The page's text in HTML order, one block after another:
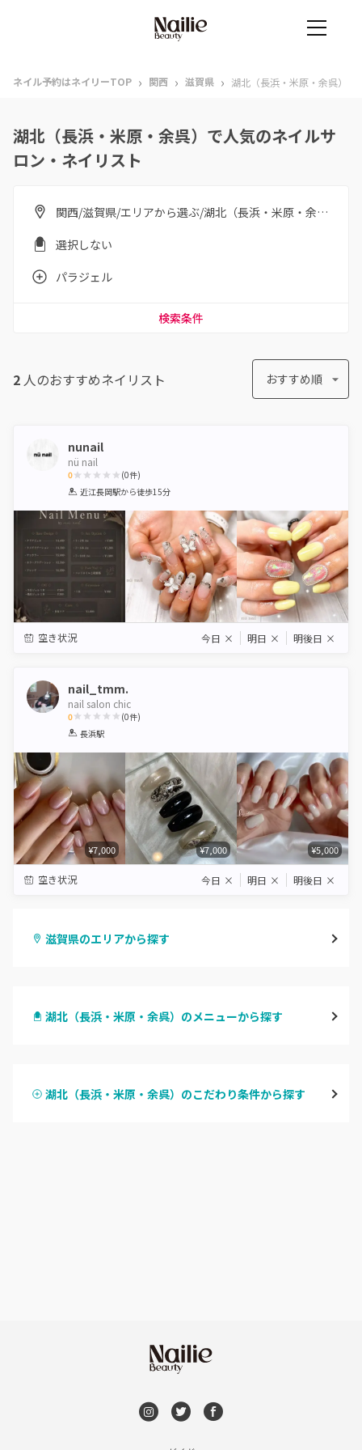
ネイル予約はネイリーTOP › 関西 › 滋賀県 › 湖北（長浜・米原・余呉）
湖北（長浜・米原・余呉）で人気のネイルサ
ロン・ネイリスト
関西/滋賀県/エリアから選ぶ/湖北（長浜・米原・余呉）
選択しない
パラジェル
検索条件
2 人のおすすめネイリスト おすすめ順
nunail
nü nail
0
1 2 3 4 5
(0件)
近江長岡駅から徒歩15分
空き状況 今日 × 明日 × 明後日 ×
nail_tmm.
nail salon chic
0
1 2 3 4
(0件)
長浜駅
¥7,000 ¥7,000 ¥5,000
空き状況 今日 × 明日 × 明後日 ×
滋賀県のエリアから探す
甲賀・湖南・栗東
湖北（長浜・米原・余呉）のメニューから探す
ハンドスカルプ
湖北（長浜・米原・余呉）のこだわり条件から探す